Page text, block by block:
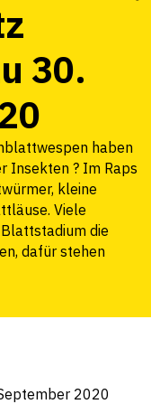
30.
haben
Insekten ? Im Raps
kleine
Viele
die
dafür stehen
2020